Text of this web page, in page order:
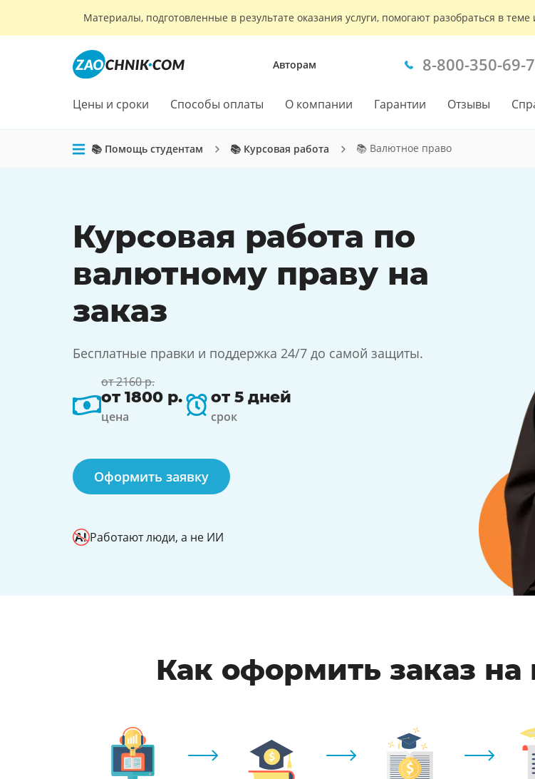
Материалы, подготовленные в результате оказания услуги, помогают разобраться в
Авторам 8-800-350-69-
Цены и сроки Способы оплаты О компании Гарантии Отзывы
📚 Помощь студентам 📚 Курсовая работа 📚 Валютное право
Курсовая работа по
валютному праву на
заказ
Бесплатные правки и поддержка 24/7 до самой защиты.
от 2160 р.
от 1800 р.
цена
от 5 дней
срок
Оформить заявку
Работают люди, а не ИИ
Как оформить заказ на